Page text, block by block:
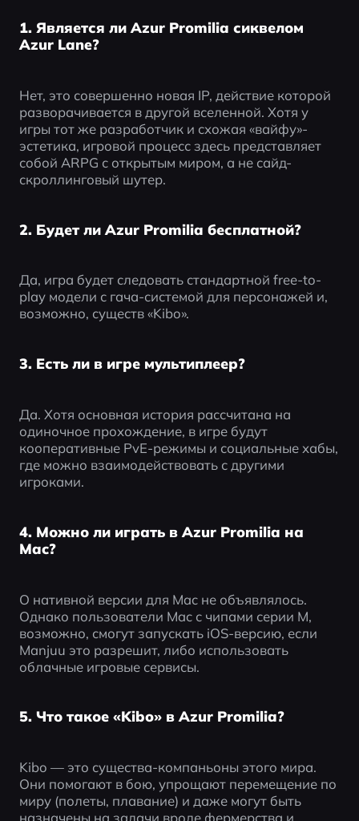
1. Является ли Azur Promilia сиквелом
Azur Lane?
Нет, это совершенно новая IP, действие которой
разворачивается в другой вселенной. Хотя у
игры тот же разработчик и схожая «вайфу»-
эстетика, игровой процесс здесь представляет
собой ARPG с открытым миром, а не сайд-
скроллинговый шутер.
2. Будет ли Azur Promilia бесплатной?
Да, игра будет следовать стандартной free-to-
play модели с гача-системой для персонажей и,
возможно, существ «Kibo».
3. Есть ли в игре мультиплеер?
Да. Хотя основная история рассчитана на
одиночное прохождение, в игре будут
кооперативные PvE-режимы и социальные хабы,
где можно взаимодействовать с другими
игроками.
4. Можно ли играть в Azur Promilia на
Mac?
О нативной версии для Mac не объявлялось.
Однако пользователи Mac с чипами серии M,
возможно, смогут запускать iOS-версию, если
Manjuu это разрешит, либо использовать
облачные игровые сервисы.
5. Что такое «Kibo» в Azur Promilia?
Kibo — это существа-компаньоны этого мира.
Они помогают в бою, упрощают перемещение по
миру (полеты, плавание) и даже могут быть
назначены на задачи вроде фермерства и